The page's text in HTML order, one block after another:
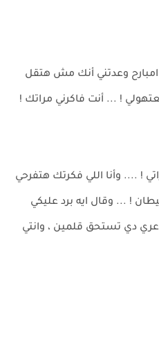
وعدتني أنك مش هتقل
! ... أنت فاكرني مراتك !
! .... وأنا اللي فكرتك هتفرحي
! ... وقال ايه برد عليكي
دي تستحق قلمين ، وانتي